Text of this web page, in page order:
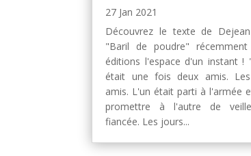
27 Jan 2021
Découvrez le texte de
"Baril de poudre"
éditions l'espace d'un instant !
était une fois deux amis. Les
amis. L'un était parti à l'armée
promettre à l'autre de
fiancée. Les jours...